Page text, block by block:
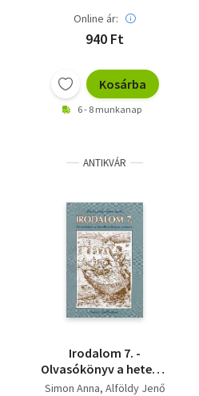
Online ár:
940 Ft
Kosárba
6 - 8 munkanap
ANTIKVÁR
Irodalom 7. -
Olvasókönyv a hetedik
évfolyam számára
Simon Anna Alföldy Jenő